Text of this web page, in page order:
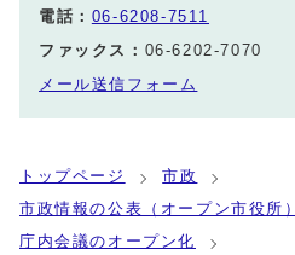
電話： 06-6208-7511
ファックス： 06-6202-7070
メール送信フォーム
トップページ
市政
市政情報の公表（オープン市役所）
庁内会議のオープン化